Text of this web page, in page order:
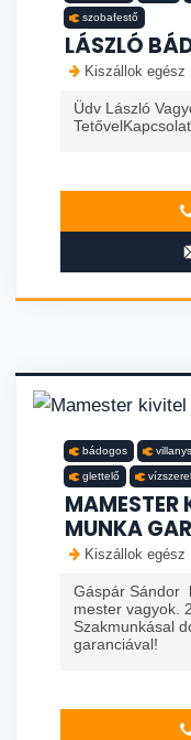
szobafestő
LÁSZLÓ
Kiszállok egész
Üdv László
bádogos
glettelő
MAMESTER
MUNKA
Kiszállok egész
Gáspár Sándor
mester vagyok.
Szakmunkásal
garanciával!